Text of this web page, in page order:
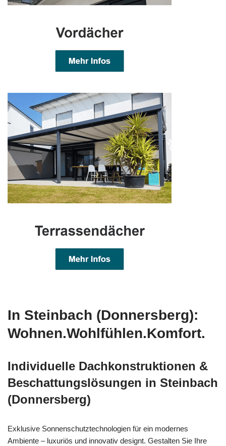
In Steinbach (Donnersberg):
Wohnen.Wohlfühlen.Komfort.
Individuelle Dachkonstruktionen &
Beschattungslösungen in Steinbach
(Donnersberg)
Exklusive Sonnenschutztechnologien für ein modernes
Ambiente – luxuriös und innovativ designt. Gestalten Sie Ihre